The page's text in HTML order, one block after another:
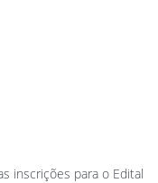
inscrições para o Edital